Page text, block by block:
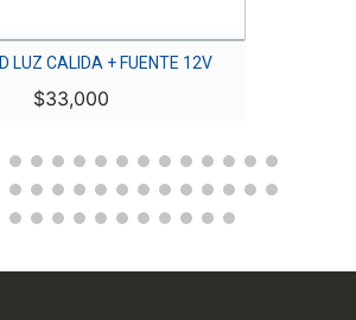
LUZ CALIDA + FUENTE 12V
$33,000